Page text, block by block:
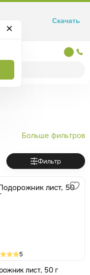
Больше фильтров
Фильтр
5
лист, 50 г
Скачать